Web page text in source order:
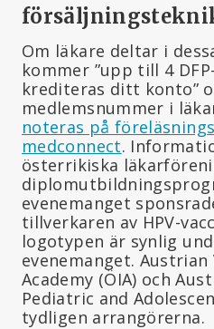
Om läkare deltar i
kommer ”upp till 4
krediteras ditt konto”
medlemsnummer i
noteras på
medconnect.
österrikiska
evenemanget
tillverkaren av HPV-
logotypen är synlig
evenemanget. Austrian
Academy (ÖIA) och
Pediatric and
tydligen arrangörerna.